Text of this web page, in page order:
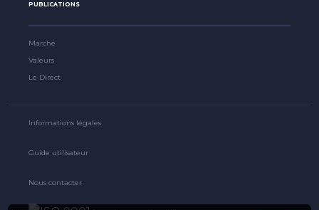
PUBLICATIONS
Marché
Valeurs
Le Direct
Informations légales
Guide utilisateur
Nous contacter